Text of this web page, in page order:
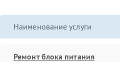
Наименование услуги
Ремонт блока питания